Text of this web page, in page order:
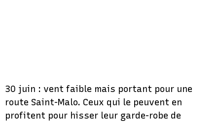
30 juin : vent faible mais portant pour une
route Saint-Malo. Ceux qui le peuvent en
profitent pour hisser leur garde-robe de